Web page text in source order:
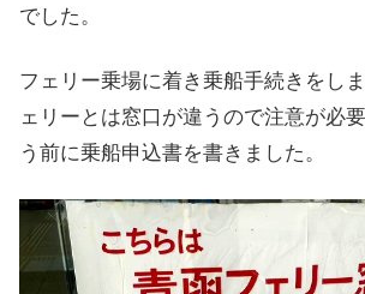
でした。
フェリー乗場に着き乗船手続きをし
ェリーとは窓口が違うので注意が必
う前に乗船申込書を書きました。